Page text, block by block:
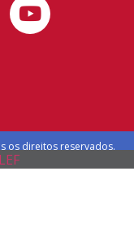
os direitos reservados.